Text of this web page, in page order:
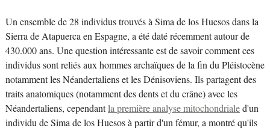
Un ensemble de 28 individus trouvés à Sima de los Huesos dans la
Sierra de Atapuerca en Espagne, a été daté récemment autour de
430.000 ans. Une question intéressante est de savoir comment ces
individus sont reliés aux hommes archaïques de la fin du Pléistocène
notamment les Néandertaliens et les Dénisoviens. Ils partagent des
traits anatomiques (notamment des dents et du crâne) avec les
Néandertaliens, cependantla première analyse mitochondrialed'un
individu de Sima de los Huesos à partir d'un fémur, a montré qu'ils